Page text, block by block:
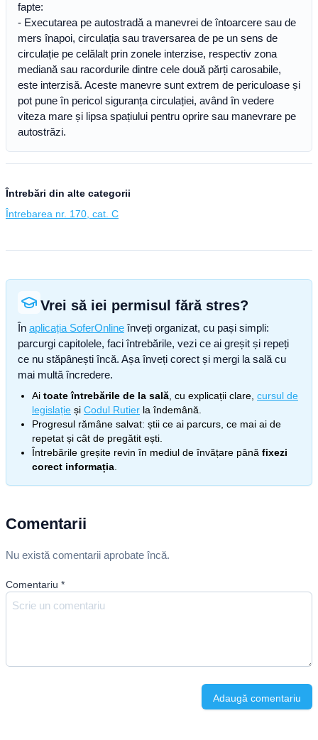
fapte:
- Executarea pe autostradă a manevrei de întoarcere sau de
mers înapoi, circulația sau traversarea de pe un sens de
circulație pe celălalt prin zonele interzise, respectiv zona
mediană sau racordurile dintre cele două părți carosabile,
este interzisă. Aceste manevre sunt extrem de periculoase și
pot pune în pericol siguranța circulației, având în vedere
viteza mare și lipsa spațiului pentru oprire sau manevrare pe
autostrăzi.
Întrebări din alte categorii
Întrebarea nr. 170, cat. C
Vrei să iei permisul fără stres?
În aplicația SoferOnline înveți organizat, cu pași simpli:
parcurgi capitolele, faci întrebările, vezi ce ai greșit și repeți
ce nu stăpânești încă. Așa înveți corect și mergi la sală cu
mai multă încredere.
Ai toate întrebările de la sală , cu explicații clare, cursul de
legislație și Codul Rutier la îndemână.
Progresul rămâne salvat: știi ce ai parcurs, ce mai ai de
repetat și cât de pregătit ești.
Întrebările greșite revin în mediul de învățare până fixezi
corect informația
Comentarii
Nu există comentarii aprobate încă.
Comentariu *
Adaugă comentariu